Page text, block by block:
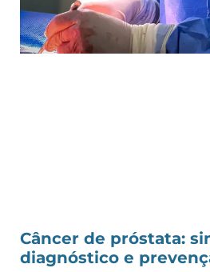
Câncer de próstata:
diagnóstico e